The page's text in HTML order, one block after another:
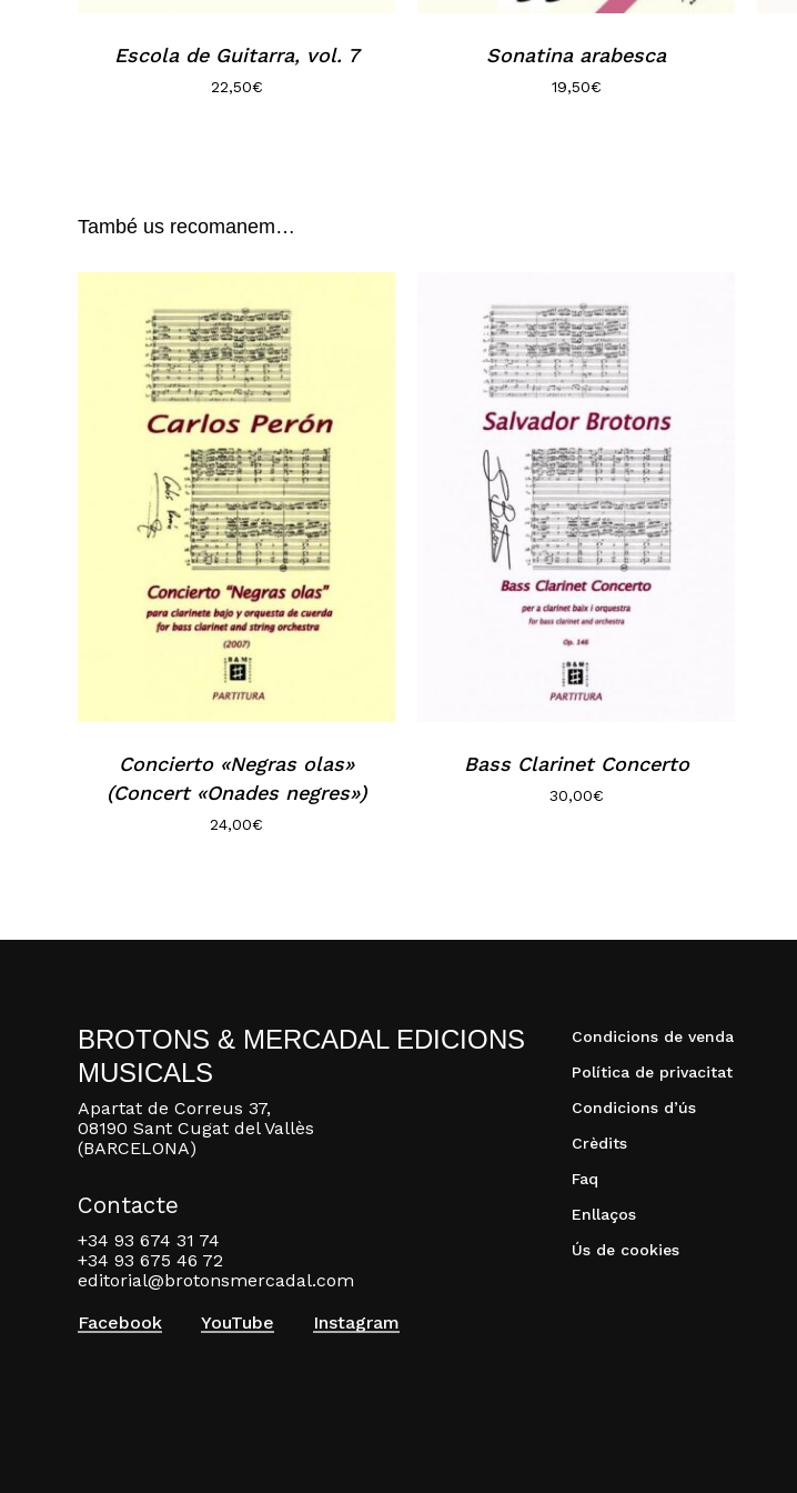
Escola de Guitarra, vol. 7
22,50€
Sonatina arabesca
19,50€
També us recomanem…
Concierto «Negras olas»
(Concert «Onades negres»)
24,00€
Bass Clarinet Concerto
30,00€
BROTONS & MERCADAL EDICIONS
MUSICALS
Apartat de Correus 37,
08190 Sant Cugat del Vallès
(BARCELONA)
Contacte
+34 93 674 31 74
+34 93 675 46 72
editorial@brotonsmercadal.com
Facebook
YouTube Instagram
Condicions de venda
Política de privacitat
Condicions d’ús
Crèdits
Faq
Enllaços
Ús de cookies